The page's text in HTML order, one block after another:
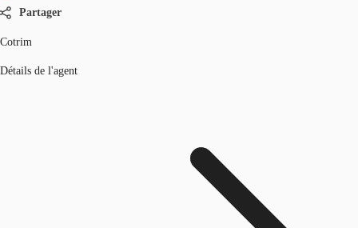
Partager
Cotrim
Détails de l'agent